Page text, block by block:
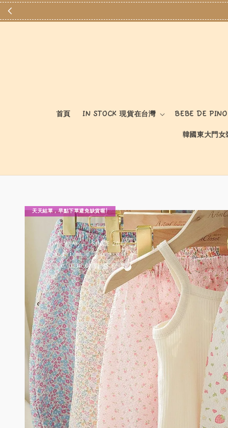
首頁 IN STOCK 現貨在台灣 BEBE DE PINO
韓國東大門女
天天結單，早點下單避免缺貨喔!